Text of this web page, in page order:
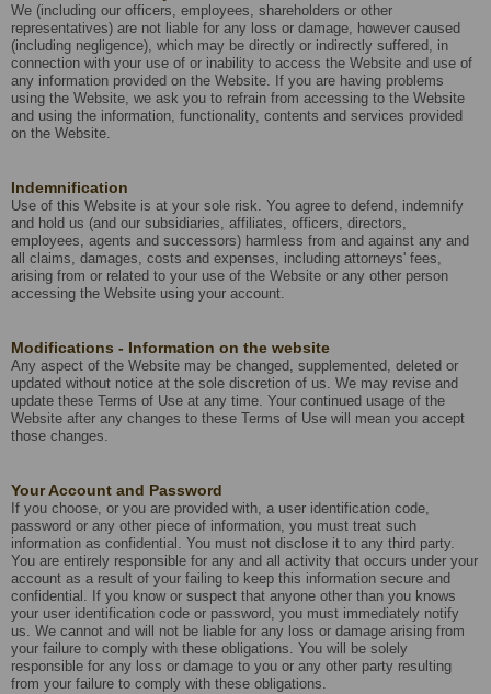
We (including our officers, employees, shareholders or other
representatives) are not liable for any loss or damage, however caused
(including negligence), which may be directly or indirectly suffered, in
connection with your use of or inability to access the Website and use of
any information provided on the Website. If you are having problems
using the Website, we ask you to refrain from accessing to the Website
and using the information, functionality, contents and services provided
on the Website.
Indemnification
Use of this Website is at your sole risk. You agree to defend, indemnify
and hold us (and our subsidiaries, affiliates, officers, directors,
employees, agents and successors) harmless from and against any and
all claims, damages, costs and expenses, including attorneys' fees,
arising from or related to your use of the Website or any other person
accessing the Website using your account.
Modifications - Information on the website
Any aspect of the Website may be changed, supplemented, deleted or
updated without notice at the sole discretion of us. We may revise and
update these Terms of Use at any time. Your continued usage of the
Website after any changes to these Terms of Use will mean you accept
those changes.
Your Account and Password
If you choose, or you are provided with, a user identification code,
password or any other piece of information, you must treat such
information as confidential. You must not disclose it to any third party.
You are entirely responsible for any and all activity that occurs under your
account as a result of your failing to keep this information secure and
confidential. If you know or suspect that anyone other than you knows
your user identification code or password, you must immediately notify
us. We cannot and will not be liable for any loss or damage arising from
your failure to comply with these obligations. You will be solely
responsible for any loss or damage to you or any other party resulting
from your failure to comply with these obligations.